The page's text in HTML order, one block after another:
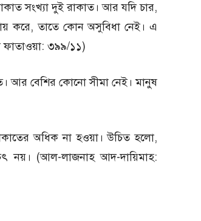
সংখ্যা দুই রাকাত। আর যদি চার,
করে, তাতে কোন অসুবিধা নেই। এ
ফাতাওয়া: ৩৯৯/১১)
আর বেশির কোনো সীমা নেই। মানুষ
অধিক না হওয়া। উচিত হলাে,
নয়। (আল-লাজনাহ আদ-দায়িমাহ: